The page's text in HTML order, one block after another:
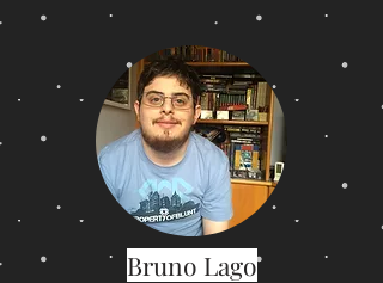
Bruno Lago